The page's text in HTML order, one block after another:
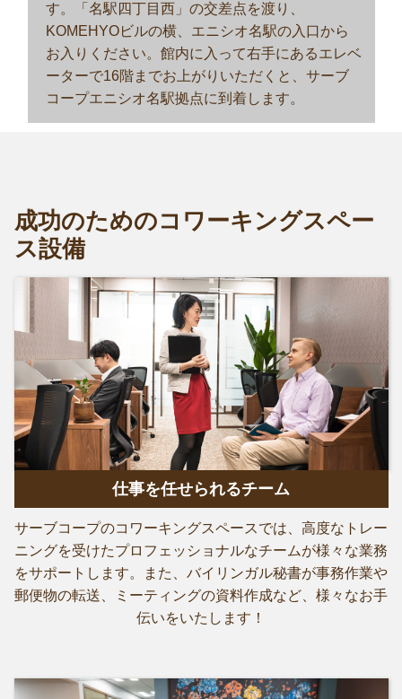
す。「名駅四丁目西」の交差点を渡り、
KOMEHYOビルの横、エニシオ名駅の入口から
お入りください。館内に入って右手にあるエレベ
ーターで16階までお上がりいただくと、サーブ
コープエニシオ名駅拠点に到着します。
成功のためのコワーキングスペー
ス設備
仕事を任せられるチーム
サーブコープのコワーキングスペースでは、高度なトレー
ニングを受けたプロフェッショナルなチームが様々な業務
をサポートします。また、バイリンガル秘書が事務作業や
郵便物の転送、ミーティングの資料作成など、様々なお手
伝いをいたします！